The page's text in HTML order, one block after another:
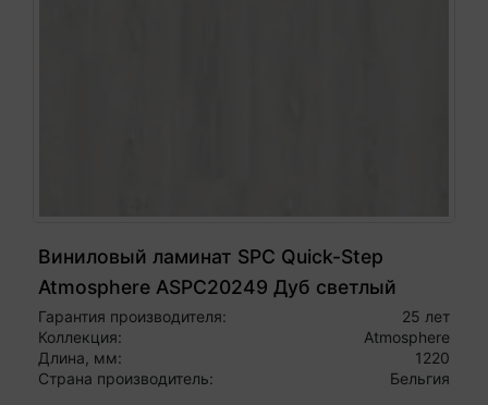
Виниловый ламинат SPC Quick-Step
Atmosphere ASPC20249 Дуб светлый
гладкий
Гарантия производителя:
25 лет
Коллекция:
Atmosphere
Длина, мм:
1220
Страна производитель:
Бельгия